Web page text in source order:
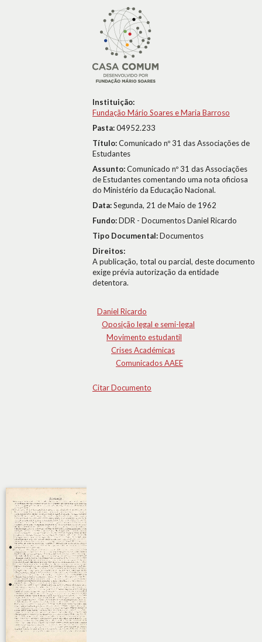
Instituição:
Fundação Mário Soares e Maria Barroso
Pasta:04952.233
Título:Comunicado nº 31 das Associações de
Estudantes
Assunto:Comunicado nº 31 das Associações
de Estudantes comentando uma nota oficiosa
do Ministério da Educação Nacional.
Data:Segunda, 21 de Maio de 1962
Fundo:DDR - Documentos Daniel Ricardo
Tipo Documental:Documentos
Direitos:
A publicação, total ou parcial, deste documento
exige prévia autorização da entidade
detentora.
Daniel Ricardo
Oposição legal e semi-legal
Movimento estudantil
Crises Académicas
Comunicados AAEE
Citar Documento